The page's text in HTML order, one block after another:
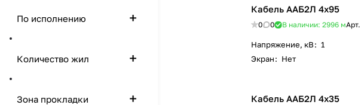
Кабель ААБ2Л 4х95
0 0 В наличии: 2996 мАрт.
Напряжение, кВ: 1
Экран: Нет
Кабель ААБ2Л 4х35
По исполнению
Количество жил
Зона прокладки